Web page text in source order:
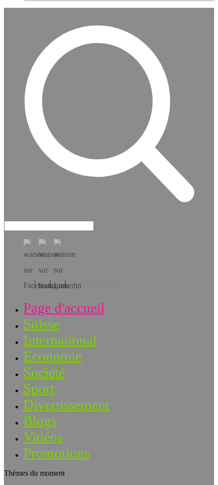
Téléchargez l’app!
Page d'accueil
Suisse
International
Economie
Société
Sport
Divertissement
Blogs
Vidéos
Promotions
Thèmes du moment